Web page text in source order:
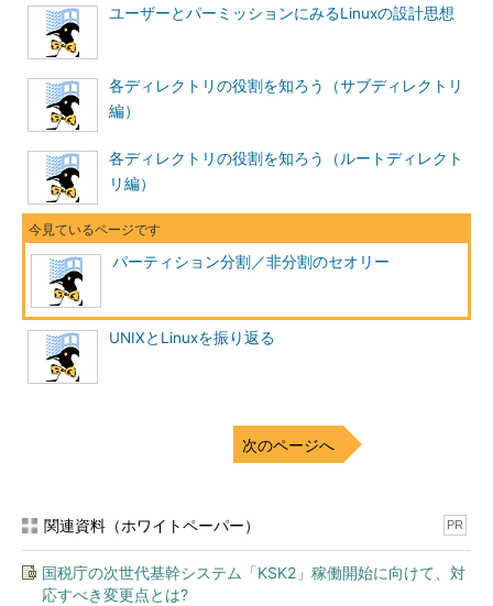
トリ下にディレクトリとして
くなるのですが。
実は、MS-DOSにもかつてこれと同じ
働きをするjoinコマンドが用意されていました。が、MS-DOS
Ver.5のころにはなくなっています。これは優劣の問題ではな
く、文化的なバックグラウンドが違っていたためでしょう。
逆に、/dev/hda5を/ファイルシステムにして、/home
に/dev/hda1を割り当てることもできます。実際にはいちいち手
でコマンドを打ち込むのではなく、/etc/fstabの記述に従ってフ
ァイルシステムがマウントされます。HDDを増設した場合
も、/etc/fstabの記述を変更することでファイルシステムに追加
します。
なお、Linuxでは最初に見つかったIDE HDDから順に
hdb、hdcと名前を付けていきます。
拡張パーティショ
始まります。Windowsのfdisk.exeに慣れていると複数
編注：Windowsで基本パーティションが1つしか
作れないのはfdisk.exeの仕様の問題で、OSレベ
ルでは複数の基本パーティションを扱うことがで
ユーザーとパーミッションにみるLinuxの設計思想
各ディレクトリの役割を知ろう（サブディレクトリ
編）
各ディレクトリの役割を知ろう（ルートディレクト
リ編）
パーティション分割／非分割のセオリー
UNIXとLinuxを振り返る
次のページへ
関連資料（ホワイトペーパー） PR
国税庁の次世代基幹システム「KSK2」稼働開始に向けて、対
応すべき変更点とは?